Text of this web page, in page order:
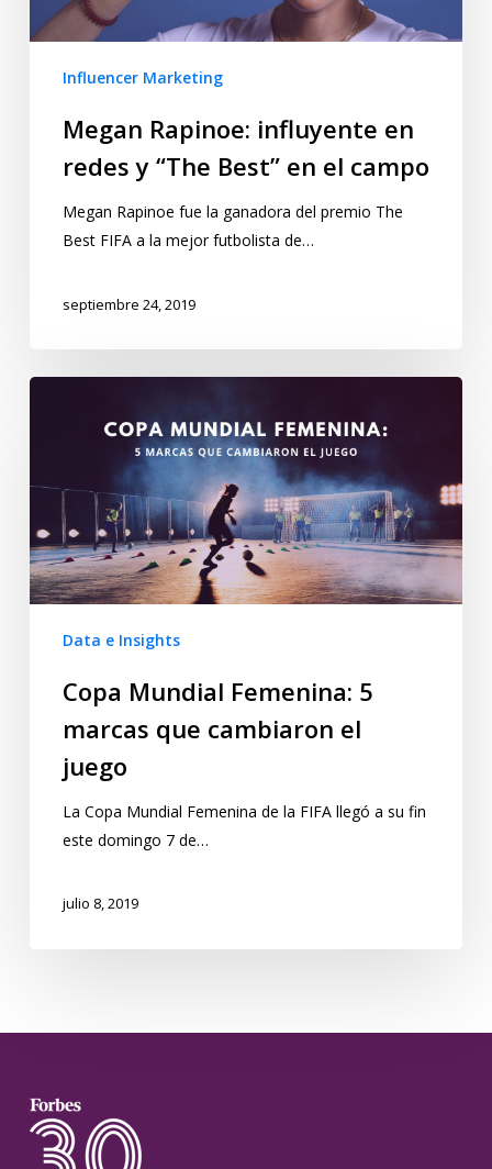
Influencer Marketing
Megan Rapinoe: influyente en
redes y “The Best” en el campo
Megan Rapinoe fue la ganadora del premio The
Best FIFA a la mejor futbolista de…
septiembre 24, 2019
Data e Insights
Copa Mundial Femenina: 5
marcas que cambiaron el
juego
La Copa Mundial Femenina de la FIFA llegó a su fin
este domingo 7 de…
julio 8, 2019